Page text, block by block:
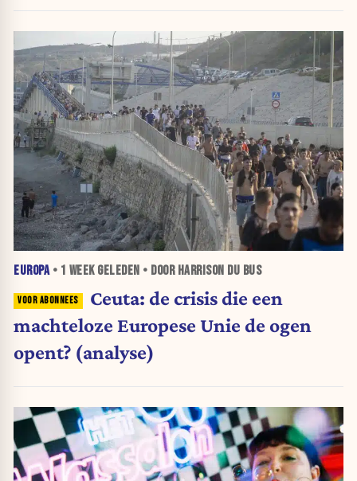
EUROPA• 1 WEEKGELEDEN • DOOR HARRISON DU BUS
Ceuta: de crisis die een
machteloze Europese Unie de ogen
opent? (analyse)